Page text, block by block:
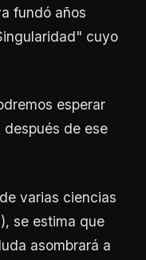
fundó años
cuyo
esperar
de ese
varias ciencias
se estima que
asombrará a